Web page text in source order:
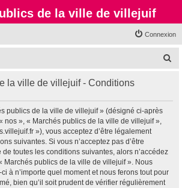
de la ville de villejuif
Connexion
h
la ville de villejuif - Conditions
publics de la ville de villejuif » (désigné ci-après
nos », « Marchés publics de la ville de villejuif »,
»), vous acceptez d’être légalement
suivantes. Si vous n’acceptez pas d’être
toutes les conditions suivantes, alors n’accédez
Marchés publics de la ville de villejuif ». Nous
à n’importe quel moment et nous ferons tout pour
bien qu’il soit prudent de vérifier régulièrement